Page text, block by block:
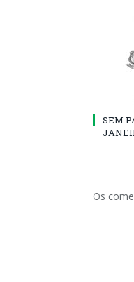
SEM
Os